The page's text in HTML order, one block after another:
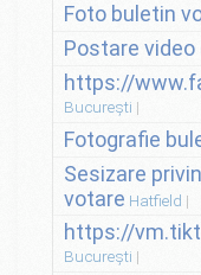
Foto buletin
Postare
https://
București
Fotografie
Sesizare
votare Hatfield
https://
București